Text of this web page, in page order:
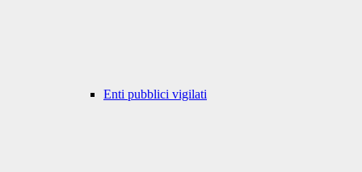
Enti pubblici vigilati